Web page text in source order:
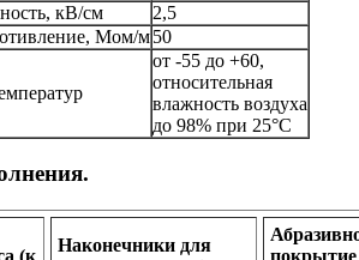
кВ/см
2,5
Мом/м50
от -55 до +60,
относительная
влажность воздуха
до 98% при 25°С
(к
Наконечники для
покрытие